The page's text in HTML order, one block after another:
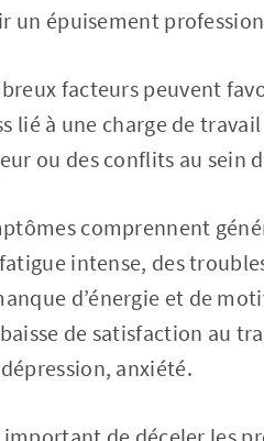
un épuisement
facteurs peuvent
lié à une charge de
ou des conflits au sein
comprennent
intense, des
d’énergie et de
de satisfaction au
anxiété.